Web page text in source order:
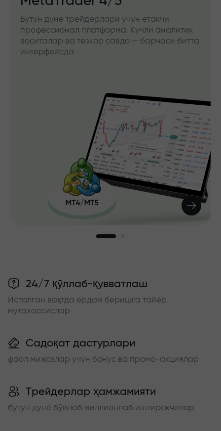
Бутун дунё трейдерлари учун етакчи
профессионал платформа. Кучли аналитик
воситалар ва тезкор савдо — барчаси битта
интерфейсда
24/7 қўллаб-қувватлаш
Исталган вақтда ёрдам беришга тайёр
мутахассислар
Садоқат дастурлари
фаол мижозлар учун бонус ва промо-акциялар
Трейдерлар ҳамжамияти
бутун дунё бўйлаб миллионлаб иштирокчилар